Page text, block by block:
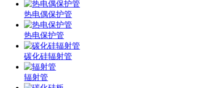
热电偶保护管
热电保护管
碳化硅辐射管
辐射管